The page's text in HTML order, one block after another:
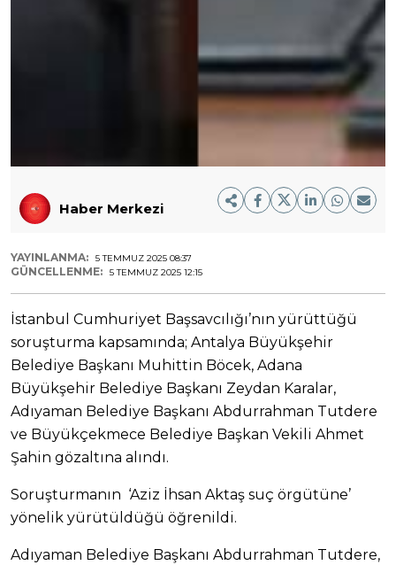
Haber Merkezi
YAYINLANMA: 5 TEMMUZ 2025 08:37
GÜNCELLENME: 5 TEMMUZ 2025 12:15
İstanbul Cumhuriyet Başsavcılığı’nın yürüttüğü
soruşturma kapsamında; Antalya Büyükşehir
Belediye Başkanı Muhittin Böcek, Adana
Büyükşehir Belediye Başkanı Zeydan Karalar,
Adıyaman Belediye Başkanı Abdurrahman Tutdere
ve Büyükçekmece Belediye Başkan Vekili Ahmet
Şahin gözaltına alındı.
Soruşturmanın ‘Aziz İhsan Aktaş suç örgütüne’
yönelik yürütüldüğü öğrenildi.
Adıyaman Belediye Başkanı Abdurrahman Tutdere,